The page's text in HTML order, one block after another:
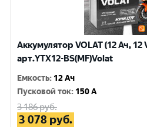
Аккумулятор VOLAT (12 Ач, 12
арт.YTX12-BS(MF)Volat
Емкость: 12 Ач
Пусковой ток: 150 A
3 186руб.
3 078 руб.